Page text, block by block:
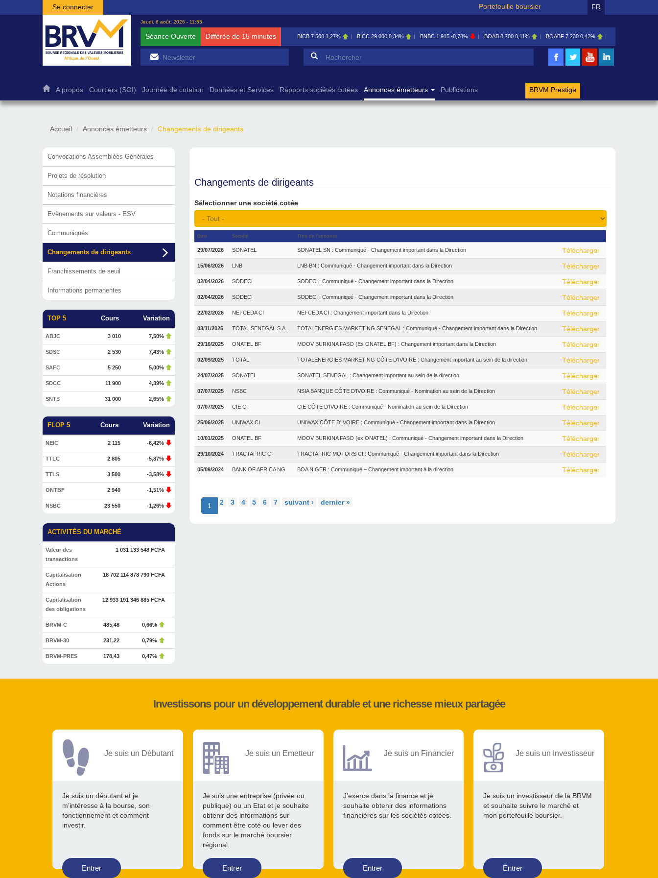
Aller au contenu principal
Se connecter Portefeuille boursier FR
Jeudi, 6 août, 2026 - 11:55
Séance Ouverte Différée de 15 minutes BICB 7 500 1,27% BICC 29 000 0,34% BNBC 1 915 -0,78% BOAB 8 700 0,11% BOABF 7 230 0,42%
Formulaire de recherche
A propos Courtiers (SGI) Journée de cotation Données et Services Rapports sociétés cotées Annonces émetteurs Publications BRVM Prestige
Accueil Annonces émetteurs Changements de dirigeants
Convocations Assemblées Générales
Projets de résolution
Notations financières
Evènements sur valeurs - ESV
Communiqués
Changements de dirigeants
Franchissements de seuil
Informations permanentes
TOP 5 Cours Variation
ABJC 3 010 7,50%
SDSC 2 530 7,43%
SAFC 5 250 5,00%
SDCC 11 900 4,39%
SNTS 31 000 2,65%
FLOP 5 Cours Variation
NEIC 2 115 -6,42%
TTLC 2 805 -5,87%
TTLS 3 500 -3,58%
ONTBF 2 940 -1,51%
NSBC 23 550 -1,26%
ACTIVITÉS DU MARCHÉ
Valeur des
transactions
1 031 133 548 FCFA
Capitalisation
Actions
18 702 114 878 790 FCFA
Capitalisation
des obligations
12 933 191 346 885 FCFA
BRVM-C 485,48 0,66%
BRVM-30 231,22 0,79%
BRVM-PRES 178,43 0,47%
Changements de dirigeants
Sélectionner une société cotée
Date Société Titre de l'annonce
29/07/2026 SONATEL SONATEL SN : Communiqué - Changement important dans la Direction Télécharger
15/06/2026 LNB LNB BN : Communiqué - Changement important dans la Direction Télécharger
02/04/2026 SODECI SODECI : Communiqué - Changement important dans la Direction Télécharger
02/04/2026 SODECI SODECI : Communiqué - Changement important dans la Direction Télécharger
22/02/2026 NEI-CEDA CI NEI-CEDA CI : Changement important dans la Direction Télécharger
03/11/2025 TOTAL SENEGAL S.A. TOTALENERGIES MARKETING SENEGAL : Communiqué - Changement important dans la Direction Télécharger
29/10/2025 ONATEL BF MOOV BURKINA FASO (Ex ONATEL BF) : Changement important dans la Direction Télécharger
02/09/2025 TOTAL TOTALENERGIES MARKETING CÔTE D'IVOIRE : Changement important au sein de la direction Télécharger
24/07/2025 SONATEL SONATEL SENEGAL : Changement important au sein de la direction Télécharger
07/07/2025 NSBC NSIA BANQUE CÔTE D'IVOIRE : Communiqué - Nomination au sein de la Direction Télécharger
07/07/2025 CIE CI CIE CÔTE D'IVOIRE : Communiqué - Nomination au sein de la Direction Télécharger
25/06/2025 UNIWAX CI UNIWAX CÔTE D'IVOIRE : Communiqué - Changement important dans la Direction Télécharger
10/01/2025 ONATEL BF MOOV BURKINA FASO (ex ONATEL) : Communiqué - Changement important dans la Direction Télécharger
29/10/2024 TRACTAFRIC CI TRACTAFRIC MOTORS CI : Communiqué - Changement important dans la Direction Télécharger
05/09/2024 BANK OF AFRICA NG BOA NIGER : Communiqué – Changement important à la direction Télécharger
1 2 3 4 5 6 7 suivant › dernier »
Investissons pour un développement durable et une richesse mieux partagée
Je suis un Débutant
Je suis un débutant et je
m’intéresse à la bourse, son
fonctionnement et comment
investir.
Entrer
Je suis un Emetteur
Je suis une entreprise (privée ou
publique) ou un Etat et je souhaite
obtenir des informations sur
comment être coté ou lever des
fonds sur le marché boursier
régional.
Entrer
Je suis un Financier
J’exerce dans la finance et je
souhaite obtenir des informations
financières sur les sociétés cotées.
Entrer
Je suis un Investisseur
Je suis un investisseur de la BRVM
et souhaite suivre le marché et
mon portefeuille boursier.
Entrer